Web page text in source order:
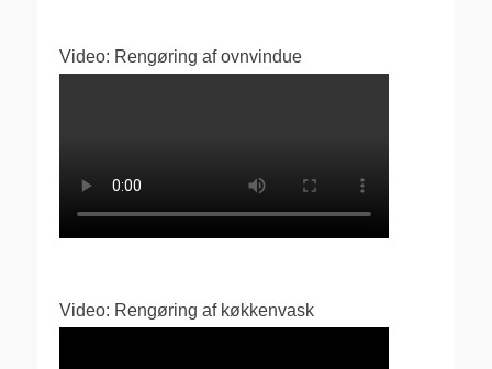
Video: Rengøring af ovnvindue
Video: Rengøring af køkkenvask